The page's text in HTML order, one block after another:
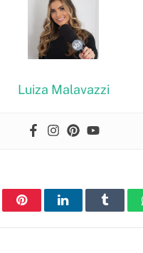
Luiza Malavazzi
PinterestLinkedInTumblr